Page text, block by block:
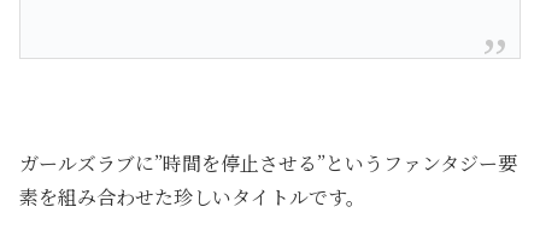
ガールズラブに”時間を停止させる”というファンタジー要
素を組み合わせた珍しいタイトルです。